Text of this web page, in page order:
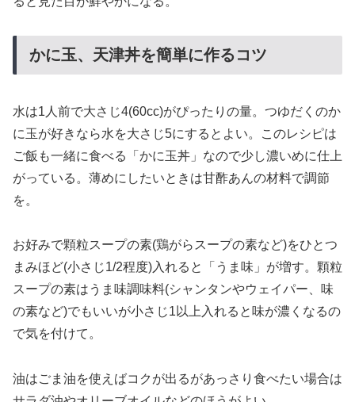
かに玉、天津丼を簡単に作るコツ
水は1人前で大さじ4(60cc)がぴったりの量。つゆだくのか
に玉が好きなら水を大さじ5にするとよい。このレシピは
ご飯も一緒に食べる「かに玉丼」なので少し濃いめに仕上
がっている。薄めにしたいときは甘酢あんの材料で調節
を。
お好みで顆粒スープの素(鶏がらスープの素など)をひとつ
まみほど(小さじ1/2程度)入れると「うま味」が増す。顆粒
スープの素はうま味調味料(シャンタンやウェイパー、味
の素など)でもいいが小さじ1以上入れると味が濃くなるの
で気を付けて。
油はごま油を使えばコクが出るがあっさり食べたい場合は